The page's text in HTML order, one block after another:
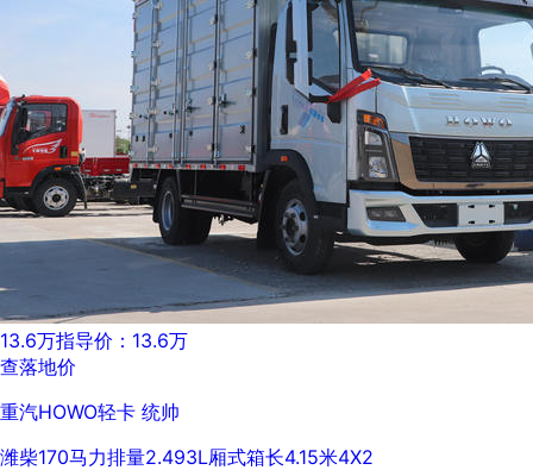
13.6万指导价：13.6万
查落地价
重汽HOWO轻卡 统帅
潍柴170马力排量2.493L厢式箱长4.15米4X2